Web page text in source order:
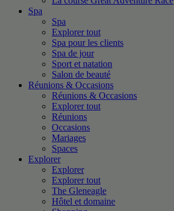
Spa
Spa
Explorer tout
Spa pour les clients
Spa de jour
Sport et natation
Salon de beauté
Réunions & Occasions
Réunions & Occasions
Explorer tout
Réunions
Occasions
Mariages
Spaces
Explorer
Explorer
Explorer tout
The Gleneagle
Hôtel et domaine